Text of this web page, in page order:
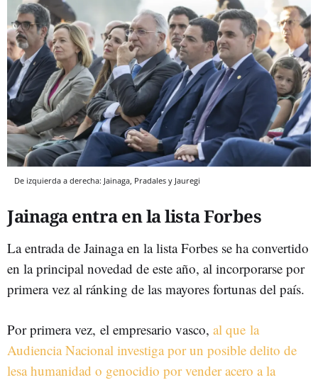
De izquierda a derecha: Jainaga, Pradales y Jauregi
Jainaga entra en la lista Forbes
La entrada de Jainaga en la lista Forbes se ha convertido
en la principal novedad de este año, al incorporarse por
primera vez al ránking de las mayores fortunas del país.
Por primera vez, el empresario vasco, al que la
Audiencia Nacional investiga por un posible delito de
lesa humanidad o genocidio por vender acero a la